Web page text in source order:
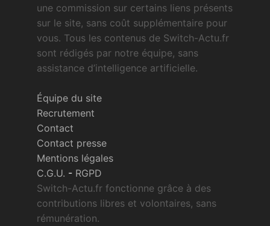
une commission sur certains liens présents
sur le site, sans coût supplémentaire pour
vous. Tous les contenus de Switch-Actu.fr
sont rédigés par notre équipe, sans
assistance d’intelligence artificielle.
Équipe du site
Recrutement
Contact
Contact presse
Mentions légales
C.G.U. - RGPD
Switch-Actu.fr fonctionne grâce à des
contributions libres et volontaires, sans
rémunération.